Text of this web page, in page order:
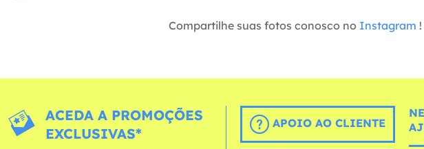
Compartilhe suas fotos conosco no Instagram
ACEDA A PROMOÇÕES
EXCLUSIVAS*
APOIO AO CLIENTE